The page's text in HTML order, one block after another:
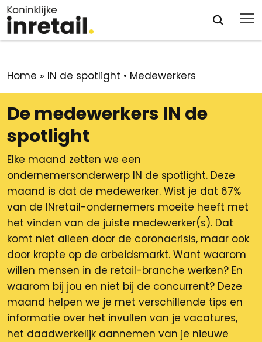
Home » IN de spotlight • Medewerkers
De medewerkers IN de
spotlight
Elke maand zetten we een
ondernemersonderwerp IN de spotlight. Deze
maand is dat de medewerker. Wist je dat 67%
van de INretail-ondernemers moeite heeft met
het vinden van de juiste medewerker(s). Dat
komt niet alleen door de coronacrisis, maar ook
door krapte op de arbeidsmarkt. Want waarom
willen mensen in de retail-branche werken? En
waarom bij jou en niet bij de concurrent? Deze
maand helpen we je met verschillende tips en
informatie over het invullen van je vacatures,
het daadwerkelijk aannemen van je nieuwe